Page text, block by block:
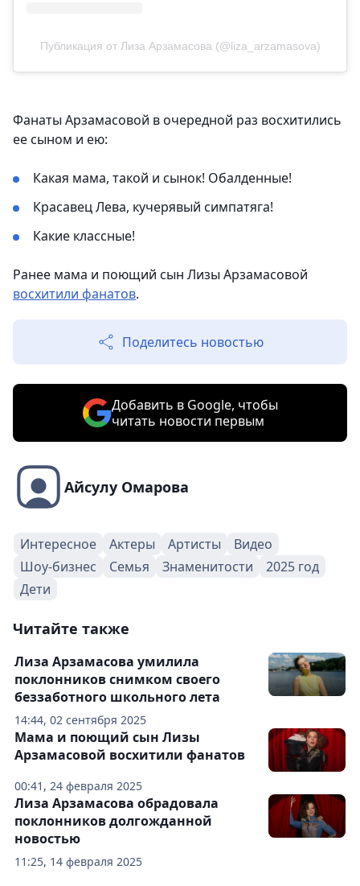
Публикация от Лиза Арзамасова (@liza_arzamasova)
Фанаты Арзамасовой в очередной раз восхитились
ее сыном и ею:
Какая мама, такой и сынок! Обалденные!
Красавец Лева, кучерявый симпатяга!
Какие классные!
Ранее мама и поющий сын Лизы Арзамасовой
восхитили фанатов.
Поделитесь новостью
Добавить в Google, чтобы
читать новости первым
Айсулу Омарова
Интересное Актеры Артисты
Видео
Шоу-бизнес
Семья Знаменитости
2025 год
Дети
Читайте также
14:44, 02 сентября 2025
Лиза Арзамасова умилила
поклонников снимком своего
беззаботного школьного лета
00:41, 24 февраля 2025
Мама и поющий сын Лизы
Арзамасовой восхитили фанатов
11:25, 14 февраля 2025
Лиза Арзамасова обрадовала
поклонников долгожданной
новостью